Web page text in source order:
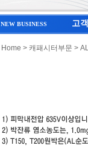
NEW BUSINESS 고
Home > 캐패시터부문 >